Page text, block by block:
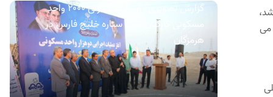
می
گزارش تصویری/ آیین کلنگ زنی ۲۰۰۰ واحد
مسکونی کارکنان نفت ستاره خلیج فارس در
هرمزگان